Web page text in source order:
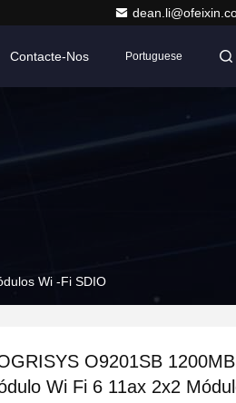
Contacte-Nos Portuguese
Wi -Fi SDIO
O9201SB
Wi Fi 6 11ax 2x2